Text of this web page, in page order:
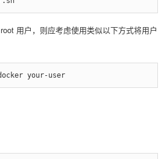
用户，则应考虑使用类似以下方式将用户
your-user